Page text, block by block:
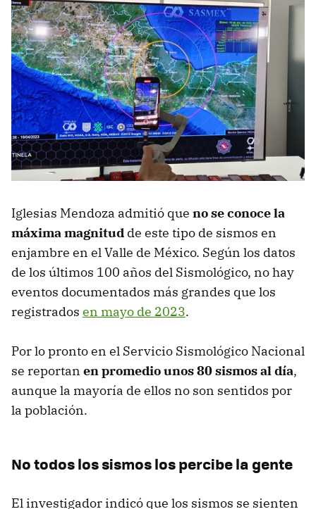
Iglesias Mendoza admitió que no se conoce la
máxima magnitud de este tipo de sismos en
enjambre en el Valle de México. Según los datos
de los últimos 100 años del Sismológico, no hay
eventos documentados más grandes que los
registrados en mayo de 2023.
Por lo pronto en el Servicio Sismológico Nacional
se reportan en promedio unos 80 sismos al día,
aunque la mayoría de ellos no son sentidos por
la población.
No todos los sismos los percibe la gente
El investigador indicó que los sismos se sienten